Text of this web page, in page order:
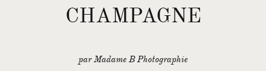
CHAMPAGNE
par Madame B Photographie